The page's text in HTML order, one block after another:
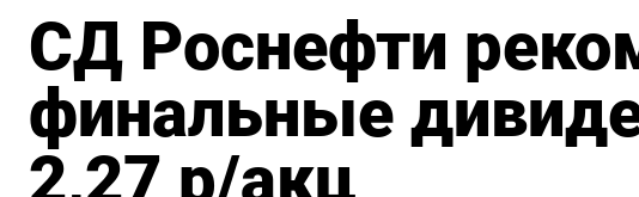
СД Роснефти
финальные
2,27 р/акц